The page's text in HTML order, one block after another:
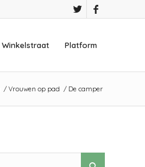
Winkelstraat Platform
/ Vrouwen op pad / De camper